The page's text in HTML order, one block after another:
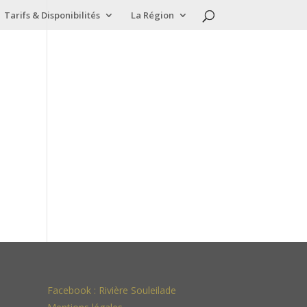
Tarifs & Disponibilités La Région
Facebook : Rivière Souleilade